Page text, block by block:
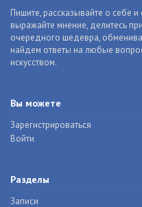
Пишите, рассказывайте о себе
выражайте мнение, делитесь
очередного шедевра,
найдем ответы на любые
искусством.
Вы можете
Зарегистрироваться
Войти
Разделы
Записи